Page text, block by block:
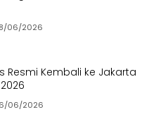
06/2026
Resmi Kembali ke Jakarta
06/2026